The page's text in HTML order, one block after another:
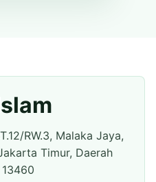
RW.3, Malaka Jaya,
Timur, Daerah